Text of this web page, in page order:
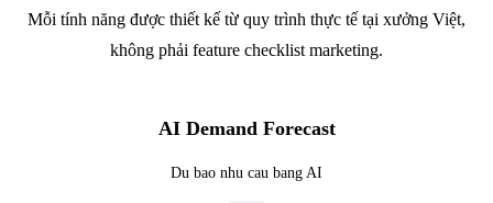
Mỗi tính năng được thiết kế từ quy trình thực tế tại xưởng Việt,
không phải feature checklist marketing.
AI Demand Forecast
Du bao nhu cau bang AI